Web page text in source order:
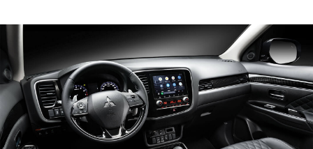
PHỤ KIỆN HỢP TÁC BÊN THỨ 3
CHƯƠNG TRÌNH TÀI CHÍNH